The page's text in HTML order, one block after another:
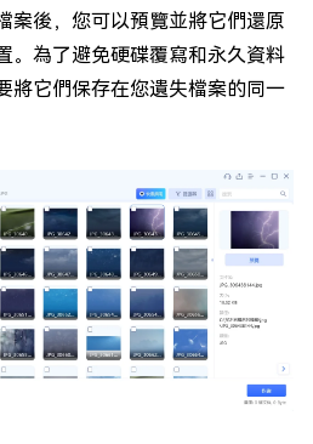
案後，您可以預覽並將它們還原
。為了避免硬碟覆寫和永久資料
將它們保存在您遺失檔案的同一